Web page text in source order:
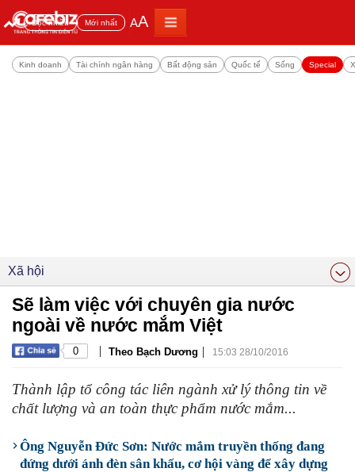
Đọc nhiều Mới nhất AA
Kinh doanh Tài chính ngân hàng Bất động sản Quốc tế Sống Special
Xã hội
Sẽ làm việc với chuyên gia nước
ngoài về nước mắm Việt
0 | Theo Bạch Dương | 15:03 28/10/2016
Thành lập tổ công tác liên ngành xử lý thông tin về
chất lượng và an toàn thực phẩm nước mắm...
Ông Nguyễn Đức Sơn: Nước mắm truyền thống đang
đứng dưới ánh đèn sân khấu, cơ hội vàng để xây dựng